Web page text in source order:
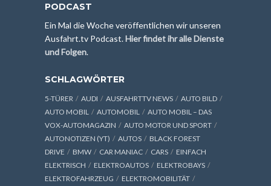
PODCAST
Ein Mal die Woche veröffentlichen wir unseren
Ausfahrt.tv Podcast.Hier findet ihr alle Dienste
und Folgen.
SCHLAGWÖRTER
5-TÜRER AUDI AUSFAHRTTV NEWS
AUTO BILD
AUTO MOBIL
AUTOMOBIL
AUTO MOBIL – DAS
VOX-AUTOMAGAZIN
AUTO MOTOR UND SPORT
AUTONOTIZEN (YT)
AUTOS
BLACK FOREST
DRIVE
BMW CAR MANIAC CARS
EINFACH
ELEKTRISCH
ELEKTROAUTOS
ELEKTROBAYS
ELEKTROFAHRZEUG
ELEKTROMOBILITÄT